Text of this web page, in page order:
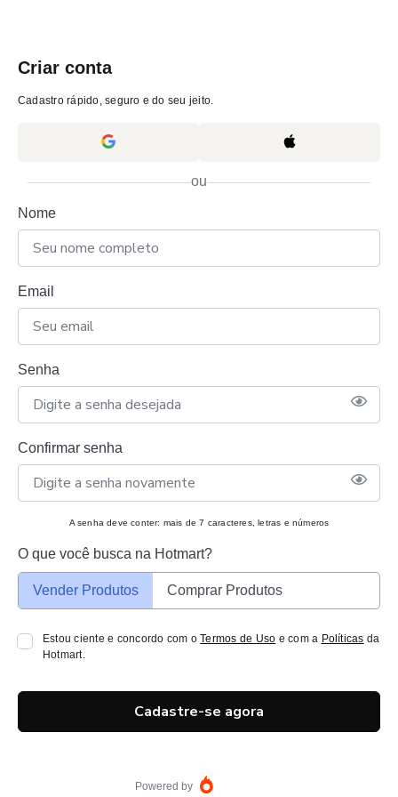
Criar conta
Cadastro rápido, seguro e do seu jeito.
ou
Nome
Email
Senha
Confirmar senha
A senha deve conter: mais de 7 caracteres, letras e números
O que você busca na Hotmart?
Vender Produtos Comprar Produtos
Estou ciente e concordo com oTermos de Uso e com a Políticas da
Hotmart.
Cadastre-se agora
Powered by